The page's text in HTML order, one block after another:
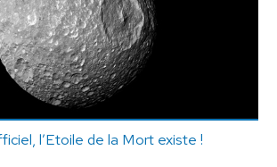
l’Etoile de la Mort existe !